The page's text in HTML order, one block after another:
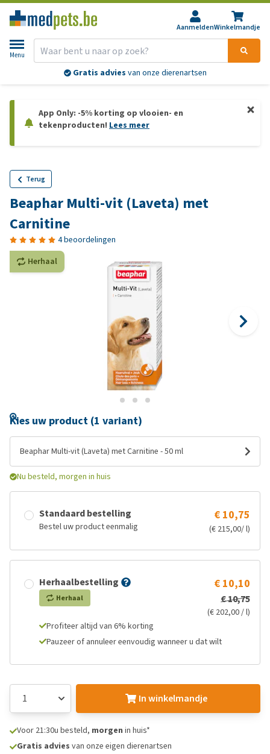
AanmeldenWinkelmandje
Menu
Gratis advies van onze dierenartsen
App Only: -5% korting op vlooien- en
tekenproducten! Lees meer
Terug
Beaphar Multi-vit (Laveta) met
Carnitine
4 beoordelingen
Herhaal
Kies uw product (1 variant)
Beaphar Multi-vit (Laveta) met Carnitine - 50 ml
Nu besteld, morgen in huis
Standaard bestelling
Bestel uw product eenmalig
€ 10,75
(€ 215,00/ l)
Herhaalbestelling
Herhaal
€ 10,10
€ 10,75
(€ 202,00 / l)
Profiteer altijd van 6% korting
Pauzeer of annuleer eenvoudig wanneer u dat wilt
In winkelmandje
Voor 21:30u besteld, morgen in huis*
Gratis advies van onze eigen dierenartsen